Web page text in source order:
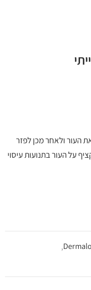
העור ולאחר מכן לפזר
על העור בתנועות עיסוי
,